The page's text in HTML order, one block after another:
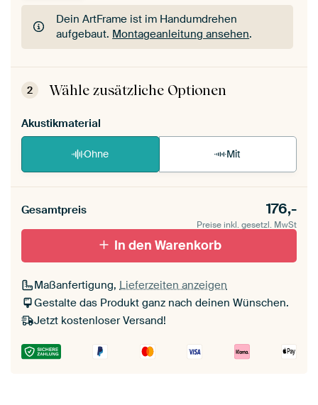
Dein ArtFrame ist im Handumdrehen
aufgebaut. Montageanleitung ansehen.
Dein ArtFrame ist im Handumdrehen
aufgebaut.Montageanleitung ansehen
2 Wähle zusätzliche Optionen
Akustikmaterial
Ohne Mit
Gesamtpreis 176,-
Preise inkl. gesetzl. MwSt
In den Warenkorb
Maßanfertigung, Lieferzeiten anzeigen
Gestalte das Produkt ganz nach deinen Wünschen.
Jetzt kostenloser Versand!